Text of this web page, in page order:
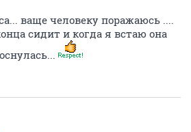
даже?)))
систему переставляет
экзэшники